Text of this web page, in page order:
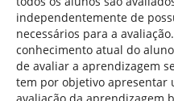
independentemente de
necessários para a
conhecimento atual do
de avaliar a aprendizagem
tem por objetivo apresentar